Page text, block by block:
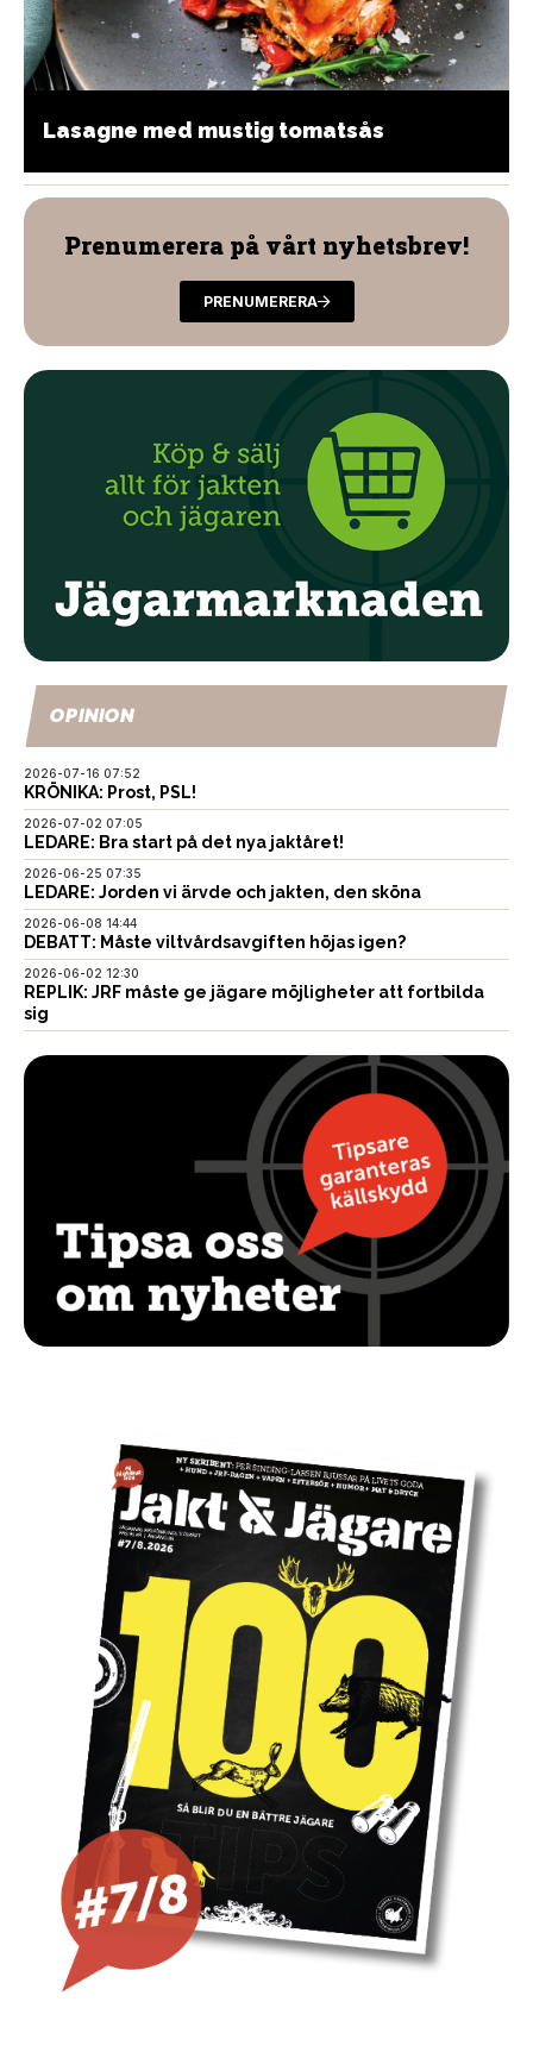
Lasagne med mustig tomatsås
Prenumerera på vårt nyhetsbrev!
PRENUMERERA
OPINION
2026-07-16 07:52
KRÖNIKA: Prost, PSL!
2026-07-02 07:05
LEDARE: Bra start på det nya jaktåret!
2026-06-25 07:35
LEDARE: Jorden vi ärvde och jakten, den sköna
2026-06-08 14:44
DEBATT: Måste viltvårdsavgiften höjas igen?
2026-06-02 12:30
REPLIK: JRF måste ge jägare möjligheter att fortbilda
sig